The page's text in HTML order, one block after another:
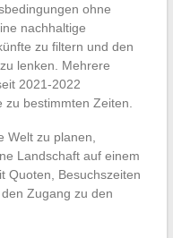
ohne
nachhaltige
zu filtern und den
lenken. Mehrere
2021-2022
bestimmten Zeiten.
Welt zu planen,
Landschaft auf einem
Quoten, Besuchszeiten
Zugang zu den